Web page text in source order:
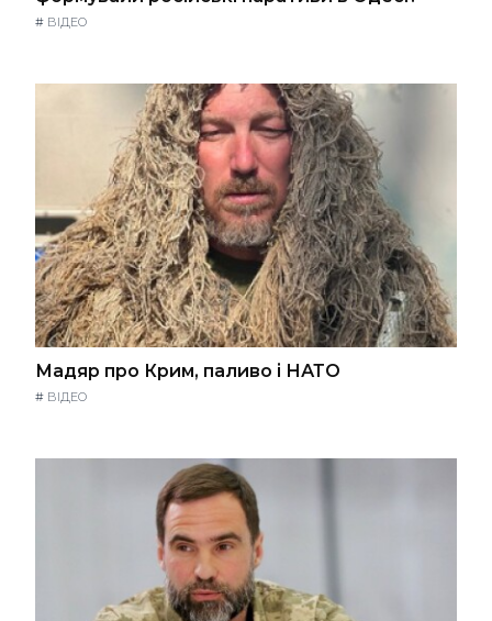
# ВІДЕО
Мадяр про Крим, паливо і НАТО
# ВІДЕО